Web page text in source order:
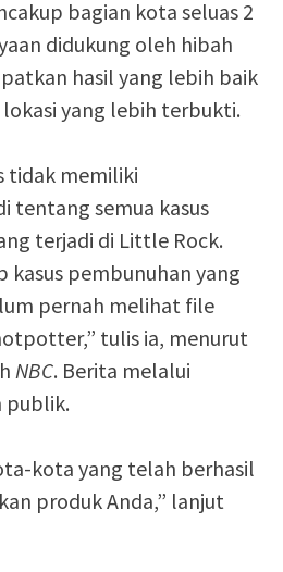
bagian kota seluas 2
didukung oleh hibah
hasil yang lebih baik
yang lebih terbukti.
tidak memiliki
tentang semua kasus
terjadi di Little Rock.
kasus pembunuhan yang
pernah melihat file
tulis ia, menurut
NBC. Berita melalui
publik.
kota yang telah berhasil
produk Anda,” lanjut